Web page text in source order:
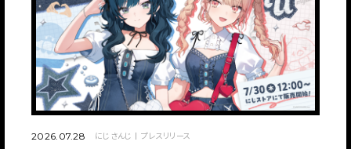
2026.07.28 にじさんじ プレスリリース